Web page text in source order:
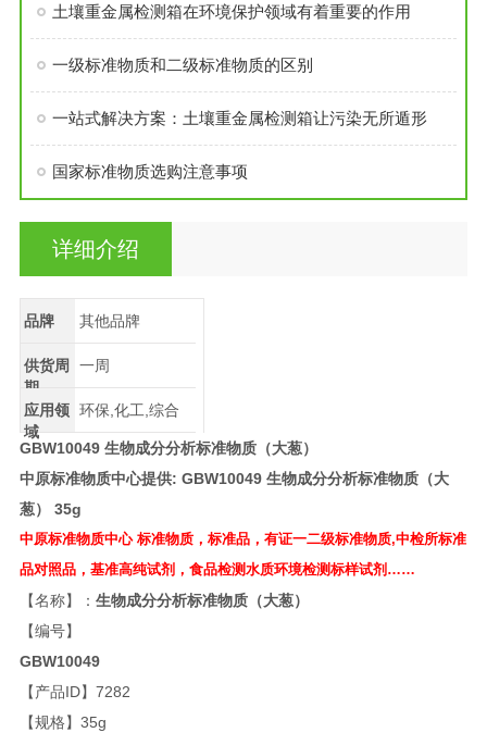
土壤重金属检测箱在环境保护领域有着重要的作用
一级标准物质和二级标准物质的区别
一站式解决方案：土壤重金属检测箱让污染无所遁形
国家标准物质选购注意事项
详细介绍
品牌 其他品牌
供货周
期
一周
应用领
域
环保,化工,综合
GBW10049 生物成分分析标准物质（大葱）
中原标准物质中心提供: GBW10049 生物成分分析标准物质（大
葱）
35g
中原标准物质中心 标准物质，标准品，有证一二级标准物质,中检所标准
品对照品，基准高纯试剂，食品检测水质环境检测标样试剂……
【名称】： 生物成分分析标准物质（大葱）
【编号】
GBW10049
【产品ID】7282
【规格】35g